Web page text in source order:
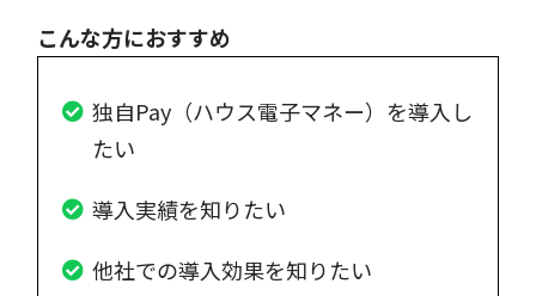
こんな方におすすめ
独自Pay（ハウス電子マネー）を導入し
たい
導入実績を知りたい
他社での導入効果を知りたい